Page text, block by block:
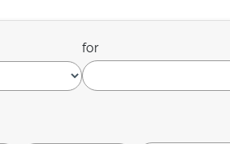
for